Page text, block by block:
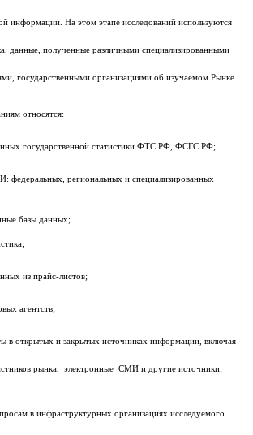
На этом этапе исследований используются
данные, полученные различными специализированными
государственными организациями об изучаемом Рынке.
относятся:
государственной статистики ФТС РФ, ФСГС РФ;
региональных и специализированных
базы данных;
из прайс-листов;
агентств;
и закрытых источниках информации, включая
рынка, электронные СМИ и другие источники;
в инфраструктурных организациях исследуемого